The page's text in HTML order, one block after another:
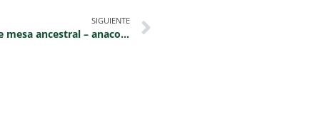
SIGUIENTE
Camino de mesa ancestral – anaconda